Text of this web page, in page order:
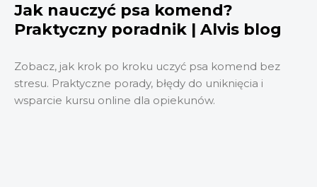
Jak nauczyć psa komend?
Praktyczny poradnik | Alvis blog
Zobacz, jak krok po kroku uczyć psa komend bez
stresu. Praktyczne porady, błędy do uniknięcia i
wsparcie kursu online dla opiekunów.